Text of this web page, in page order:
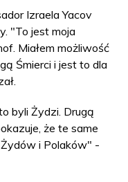
Izraela Yacov
"To jest moja
Miałem możliwość
Śmierci i jest to dla
byli Żydzi. Drugą
że te same
Żydów i Polaków" -